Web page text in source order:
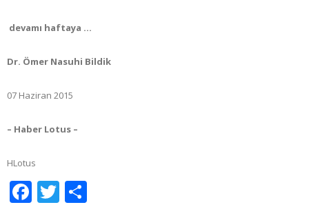
devamı haftaya …
Dr. Ömer Nasuhi Bildik
07 Haziran 2015
– Haber Lotus –
HLotus
Facebook
Twitter